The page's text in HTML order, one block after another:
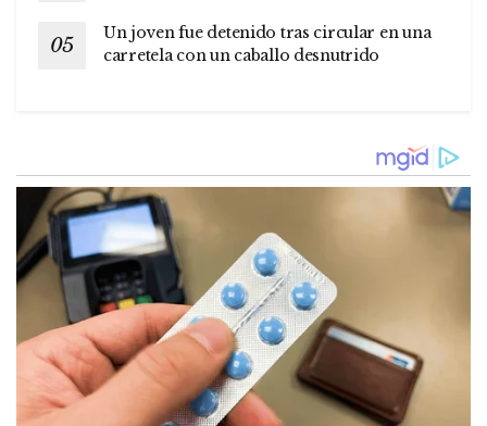
Un joven fue detenido tras circular en una
carretela con un caballo desnutrido